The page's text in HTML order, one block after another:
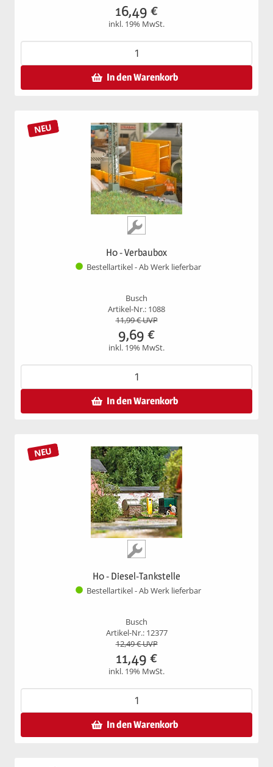
16,49 €
inkl. 19% MwSt.
In den Warenkorb
NEU
H0 - Verbaubox
Bestellartikel - Ab Werk lieferbar
Busch
Artikel-Nr.: 1088
11,99€ UVP
9,69 €
inkl. 19% MwSt.
In den Warenkorb
NEU
H0 - Diesel-Tankstelle
Bestellartikel - Ab Werk lieferbar
Busch
Artikel-Nr.: 12377
12,49€ UVP
11,49 €
inkl. 19% MwSt.
In den Warenkorb